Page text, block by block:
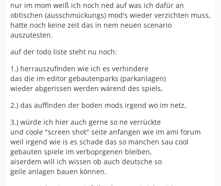
nur im mom weiß ich noch ned auf was ich dafür an
obtischen (ausschmückungs) mod's wieder verzichten muss,
hatte noch keine zeit das in nem neuen scenario
auszutesten.
auf der todo liste steht nu noch:
1.) herrauszufinden wie ich es verhindere
das die im editor gebautenparks (parkanlagen)
wieder abgerissen werden wärend des spiels,
2.) das auffinden der boden mods irgend wo im netz,
3.) würde ich hier auch gerne so ne verrückte
und coole "screen shot" seite anfangen wie im ami forum
weil irgend wie is es schade das so manchen sau cool
gebauten spiele im verboprgenen bleiben,
aiserdem will ich wissen ob auch deutsche so
geile anlagen bauen können.